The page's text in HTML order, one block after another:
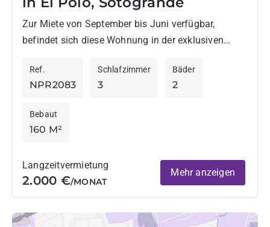
Zur Miete von September bis Juni verfügbar,
befindet sich diese Wohnung in der exklusiven
vollständigsten und begehrtesten Anlagen...
NPR2083
Ref.
3
Schlafzimmer
2
Bäder
160 M²
Bebaut
Langzeitvermietung
2.000 €/MONAT
Mehr anzeigen